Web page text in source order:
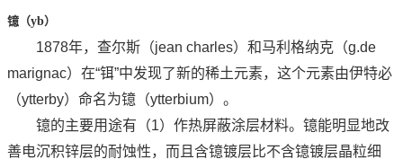
镱（yb）
1878年，查尔斯（jean charles）和马利格纳克（g.de
marignac）在“铒”中发现了新的稀土元素，这个元素由伊特必
（ytterby）命名为镱（ytterbium）。
镱的主要用途有（1）作热屏蔽涂层材料。镱能明显地改
善电沉积锌层的耐蚀性，而且含镱镀层比不含镱镀层晶粒细